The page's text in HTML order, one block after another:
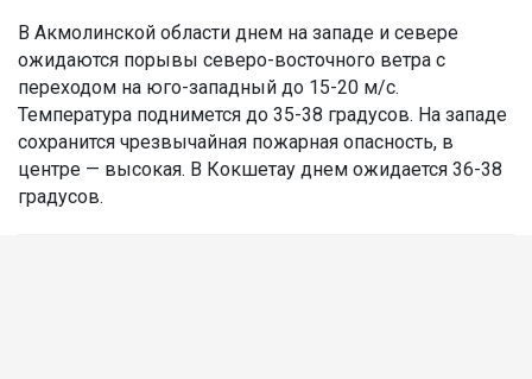
В Акмолинской области днем на западе и севере
ожидаются порывы северо-восточного ветра с
переходом на юго-западный до 15-20 м/с.
Температура поднимется до 35-38 градусов. На западе
сохранится чрезвычайная пожарная опасность, в
центре — высокая. В Кокшетау днем ожидается 36-38
градусов.